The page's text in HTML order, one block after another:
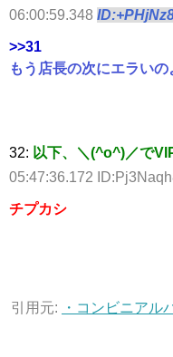
06:00:59.348
>>31
もう店長の次にエラいの
32: 以下、＼(^o^)／で
05:47:36.172
チプカシ
引用元:
・コンビニアル